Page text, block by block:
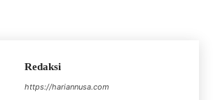
Redaksi
https://hariannusa.com